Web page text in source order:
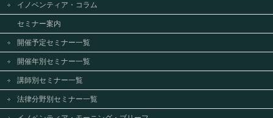
イノベンティア・コラム
セミナー案内
開催予定セミナー一覧
開催年別セミナー一覧
講師別セミナー一覧
法律分野別セミナー一覧